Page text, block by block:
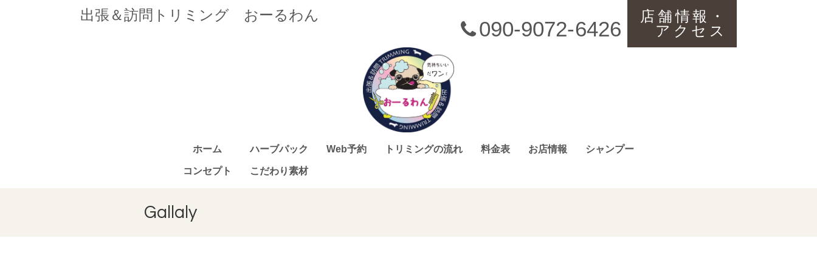
出張＆訪問トリミング おーるわん
090-9072-6426
店舗情報・
アクセス
ホーム
コンセプト
ハーブパック
こだわり素材
Web予約 トリミングの流れ 料金表 お店情報 シャンプー
Gallaly